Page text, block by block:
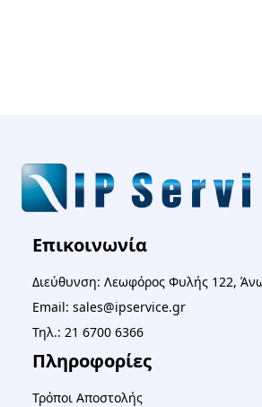
Επικοινωνία
Διεύθυνση: Λεωφόρος Φυλής 122,
Email: sales@ipservice.gr
Τηλ.: 21 6700 6366
Πληροφορίες
Τρόποι Αποστολής